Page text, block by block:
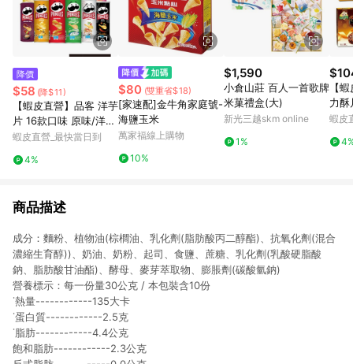
降價
$58 (降$11)
【蝦皮直營】品客 洋芋
片 16款口味 原味/洋
蔥/披薩/起司 薯片 餅
蝦皮直營_最快當日到
4%
$80 (雙重省$18)
[家速配]金牛角家庭號-
海鹽玉米
萬家福線上購物
10%
$1,590
小倉山莊 百人一首歌牌
米菓禮盒(大)
新光三越skm online
1%
【
力
盒
心
蝦皮
商品描述
成分：麵粉、植物油(棕櫚油、乳化劑(脂肪酸丙二醇酯)、抗氧化劑(混合
濃縮生育醇))、奶油、奶粉、起司、食鹽、蔗糖、乳化劑(乳酸硬脂酸
鈉、脂肪酸甘油酯)、酵母、麥芽萃取物、膨脹劑(碳酸氫鈉)
營養標示：每一份量30公克 / 本包裝含10份
˙熱量------------135大卡
˙蛋白質------------2.5克
˙脂肪------------4.4公克
飽和脂肪------------2.3公克